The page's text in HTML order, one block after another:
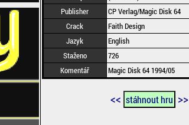
Publisher
CP Verlag/Magic Disk 64
Crack
Faith Design
Jazyk
English
Staženo
726
Komentář
Magic Disk 64 1994/05
<< stáhnout hru >>